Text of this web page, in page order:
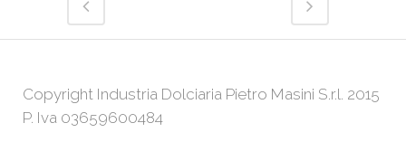
Copyright Industria Dolciaria Pietro Masini S.r.l. 2015
P. Iva 03659600484